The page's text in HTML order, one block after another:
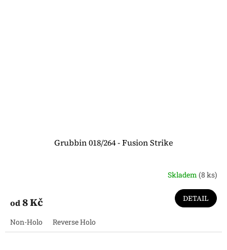
Grubbin 018/264 - Fusion Strike
Skladem (8 ks)
od8 Kč DETAIL
Non-Holo Reverse Holo